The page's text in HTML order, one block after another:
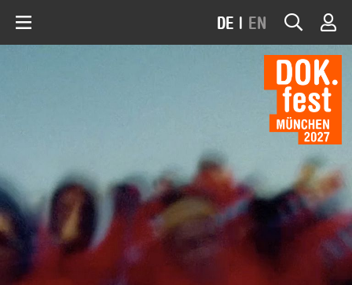
DE | EN